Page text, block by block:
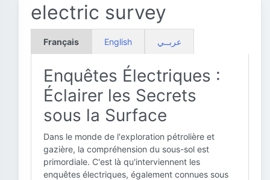
electric survey
Français English عربــي
Enquêtes Électriques :
Éclairer les Secrets
sous la Surface
Dans le monde de l'exploration pétrolière et
gazière, la compréhension du sous-sol est
primordiale. C'est là qu'interviennent les
enquêtes électriques, également connues sous